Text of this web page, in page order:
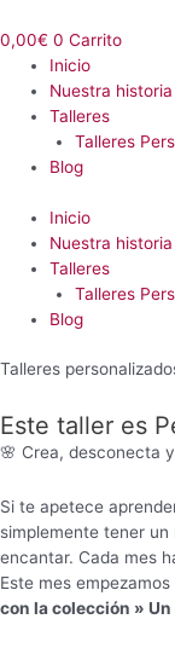
0,00€ 0 Carrito
Inicio
Nuestra historia
Talleres
Talleres
Blog
Inicio
Nuestra historia
Talleres
Talleres
Blog
Talleres
Este taller es
🌸 Crea, desconecta
Si te apetece
simplemente tener
encantar. Cada mes
Este mes empezamos
con la colección »